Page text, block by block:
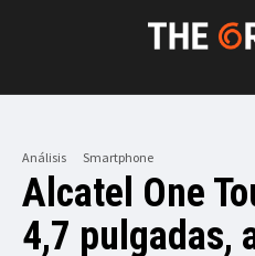
Análisis Smartphone
Alcatel One
4,7 pulgadas,